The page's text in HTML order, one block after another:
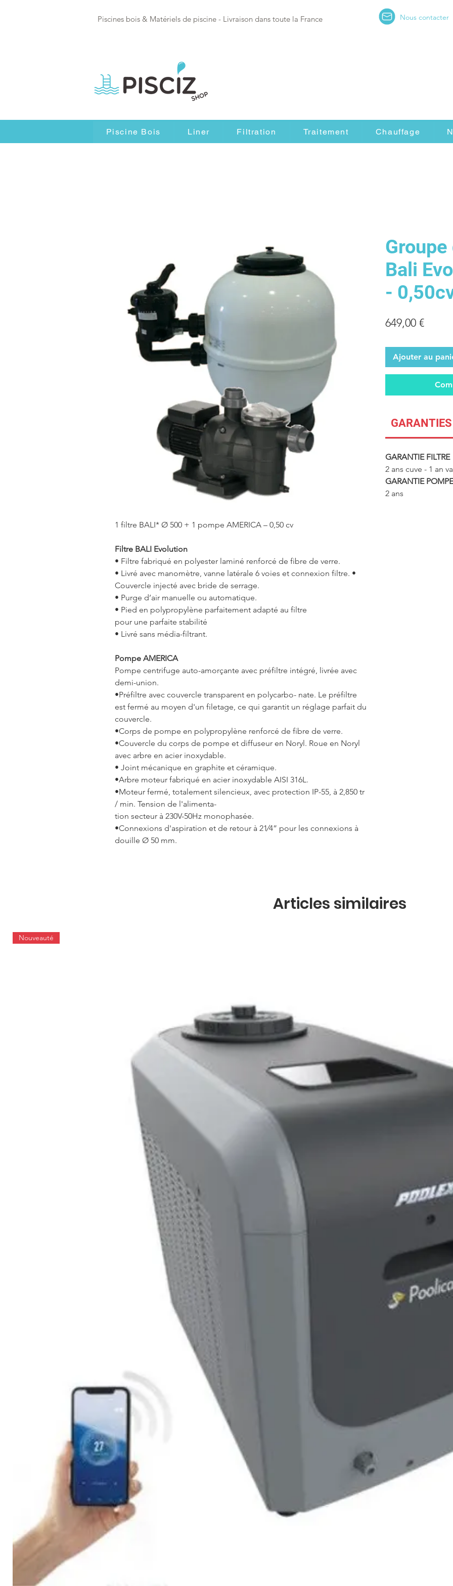
Piscines bois & Matériels de piscine - Livraison dans toute la France Nous contacter
Piscine Bois Liner Filtration Traitement Chauffage
1 filtre BALI* Ø 500 + 1 pompe AMERICA – 0,50 cv
Filtre BALI Evolution
• Filtre fabriqué en polyester laminé renforcé de fibre de verre.
• Livré avec manomètre, vanne latérale 6 voies et connexion filtre. •
Couvercle injecté avec bride de serrage.
• Purge d’air manuelle ou automatique.
• Pied en polypropylène parfaitement adapté au filtre
pour une parfaite stabilité
• Livré sans média-filtrant.
Pompe AMERICA
Pompe centrifuge auto-amorçante avec préfiltre intégré, livrée avec
demi-union.
•Préfiltre avec couvercle transparent en polycarbo- nate. Le préfiltre
est fermé au moyen d'un filetage, ce qui garantit un réglage parfait du
couvercle.
•Corps de pompe en polypropylène renforcé de fibre de verre.
•Couvercle du corps de pompe et diffuseur en Noryl. Roue en Noryl
avec arbre en acier inoxydable.
• Joint mécanique en graphite et céramique.
•Arbre moteur fabriqué en acier inoxydable AISI 316L.
•Moteur fermé, totalement silencieux, avec protection IP-55, à 2,850 tr
/ min. Tension de l'alimenta-
tion secteur à 230V-50Hz monophasée.
•Connexions d'aspiration et de retour à 21⁄4” pour les connexions à
douille Ø 50 mm.
Bali
-
649,00 €Prix
Ajouter au
GARANTIES
GARANTIE FILTRE
2 ans cuve - 1 an
GARANTIE POMPE
2 ans
Articles similaires
Nouveauté